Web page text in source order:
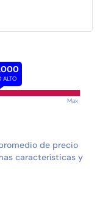
ALTO
Max
de precio
características y